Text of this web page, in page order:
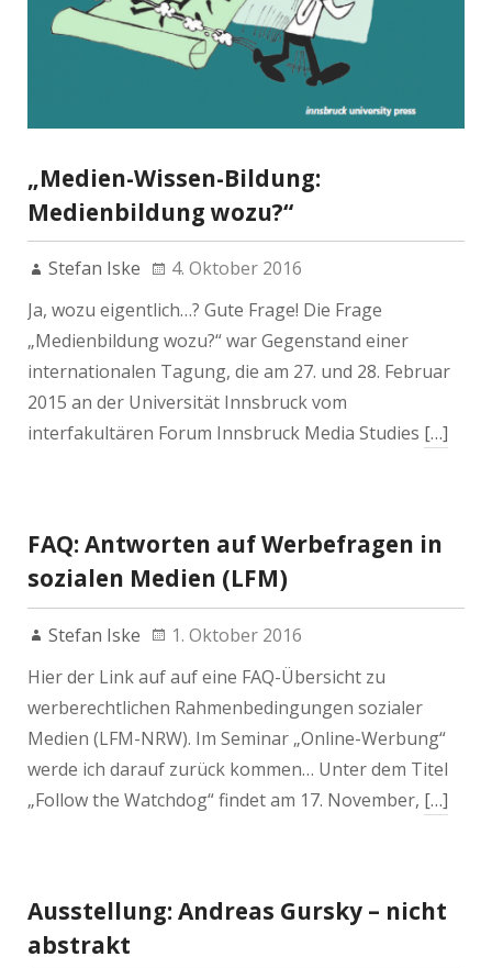
„Medien-Wissen-Bildung:
Medienbildung wozu?“
Stefan Iske
4. Oktober 2016
Ja, wozu eigentlich…? Gute Frage! Die Frage
„Medienbildung wozu?“ war Gegenstand einer
internationalen Tagung, die am 27. und 28. Februar
2015 an der Universität Innsbruck vom
interfakultären Forum Innsbruck Media Studies […]
FAQ: Antworten auf Werbefragen in
sozialen Medien (LFM)
Stefan Iske
1. Oktober 2016
Hier der Link auf auf eine FAQ-Übersicht zu
werberechtlichen Rahmenbedingungen sozialer
Medien (LFM-NRW). Im Seminar „Online-Werbung“
werde ich darauf zurück kommen… Unter dem Titel
„Follow the Watchdog“ findet am 17. November, […]
Ausstellung: Andreas Gursky – nicht
abstrakt